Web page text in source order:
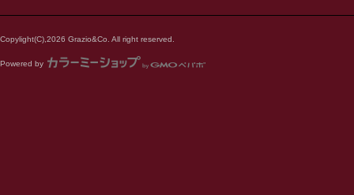
Copylight(C),2026 Grazio&Co. All right reserved.
Powered by